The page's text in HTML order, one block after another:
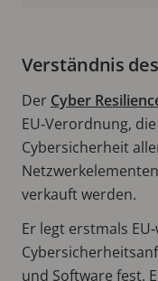
Verständnis
Der Cyber
EU‑Verordnung,
Cybersicherheit
verkauft werden.
Er legt erstmals
und Software fest.